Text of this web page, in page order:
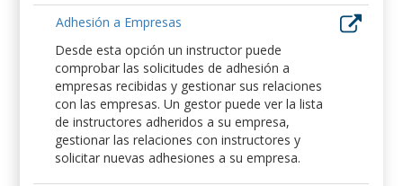
Adhesión a Empresas
Desde esta opción un instructor puede
comprobar las solicitudes de adhesión a
empresas recibidas y gestionar sus relaciones
con las empresas. Un gestor puede ver la lista
de instructores adheridos a su empresa,
gestionar las relaciones con instructores y
solicitar nuevas adhesiones a su empresa.